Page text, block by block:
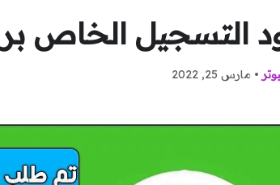
التسجيل الخاص
• مارس 25, 2022